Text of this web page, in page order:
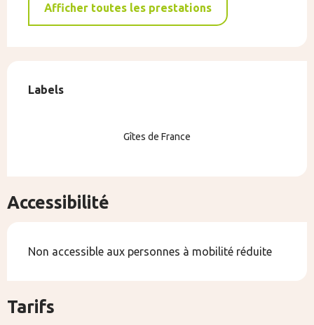
Afficher toutes les prestations
Labels
Labels
Gîtes de France
Accessibilité
Non accessible aux personnes à mobilité réduite
Tarifs